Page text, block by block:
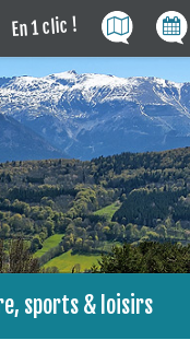
En 1 clic !
sports & loisirs